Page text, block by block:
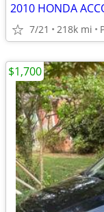
7/21 218k mi
$1,700